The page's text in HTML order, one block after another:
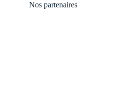
Nos partenaires